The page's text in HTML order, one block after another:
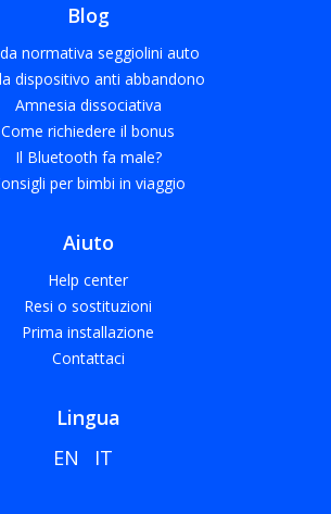
Blog
normativa seggiolini auto
dispositivo anti abbandono
Amnesia dissociativa
Come richiedere il bonus
Il Bluetooth fa male?
per bimbi in viaggio
Aiuto
Help center
Resi o sostituzioni
Prima installazione
Contattaci
Lingua
EN
IT